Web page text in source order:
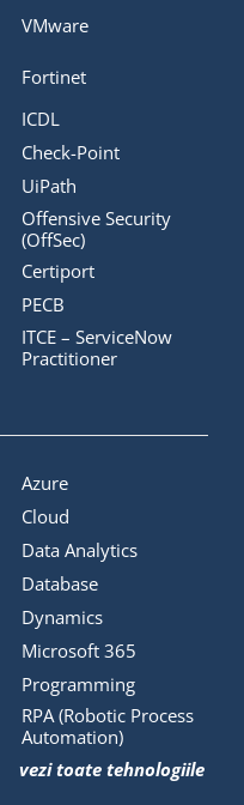
VMware
Fortinet
ICDL
Check-Point
UiPath
Offensive Security
(OffSec)
Certiport
PECB
ITCE – ServiceNow
Practitioner
Azure
Cloud
Data Analytics
Database
Dynamics
Microsoft 365
Programming
RPA (Robotic Process
Automation)
vezi toate tehnologiile